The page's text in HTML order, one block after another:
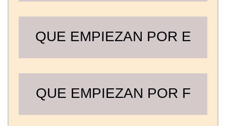
QUE EMPIEZAN POR E
QUE EMPIEZAN POR F